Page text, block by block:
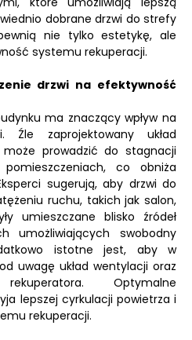
dobrane drzwi do strefy
nie tylko estetykę, ale
systemu rekuperacji.
drzwi na efektywność
ma znaczący wpływ na
Źle zaprojektowany układ
może prowadzić do stagnacji
co obniża
sugerują, aby drzwi do
ruchu, takich jak salon,
umieszczane blisko źródeł
umożliwiających swobodny
istotne jest, aby w
uwagę układ wentylacji oraz
Optymalne
lepszej cyrkulacji powietrza i
rekuperacji.